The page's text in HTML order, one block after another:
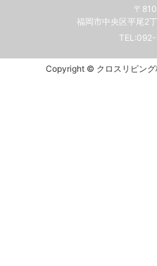
〒
福岡市中央区平尾2
TEL:
Copyright © クロスリビン